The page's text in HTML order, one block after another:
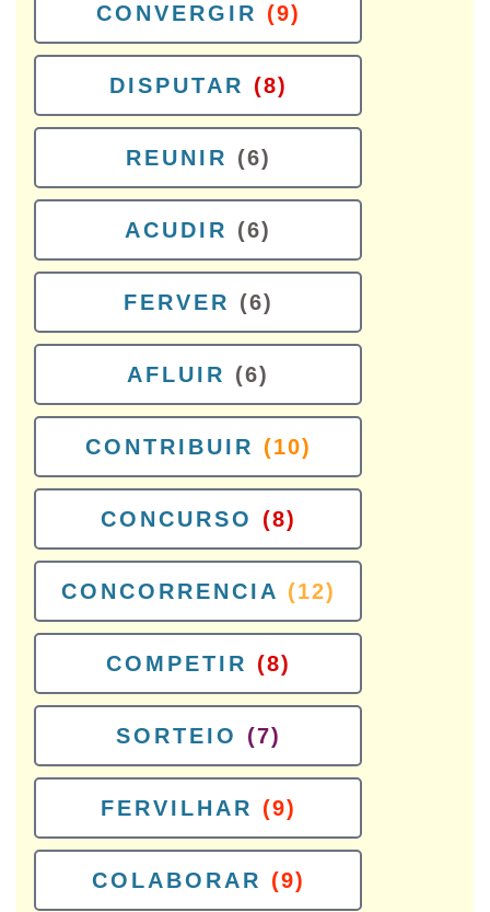
CONVERGIR (9)
DISPUTAR (8)
REUNIR (6)
ACUDIR (6)
FERVER (6)
AFLUIR (6)
CONTRIBUIR (10)
CONCURSO (8)
CONCORRENCIA (12)
COMPETIR (8)
SORTEIO (7)
FERVILHAR (9)
COLABORAR (9)